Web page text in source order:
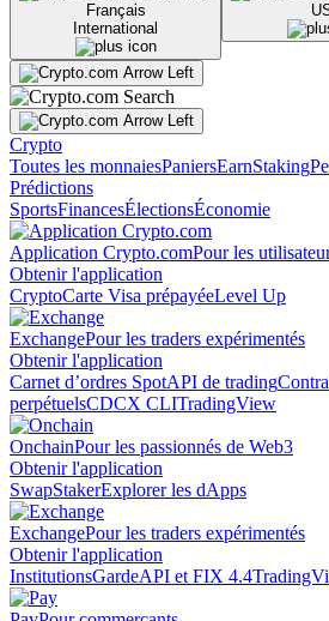
Français
International
Crypto
Toutes les monnaiesPaniersEarnStaking
Prédictions
SportsFinancesÉlectionsÉconomie
Application Crypto.comPour les
Obtenir l'application
CryptoCarte Visa prépayéeLevel Up
ExchangePour les traders expérimentés
Obtenir l'application
Carnet d’ordres SpotAPI de trading
perpétuelsCDCX CLITradingView
OnchainPour les passionnés de Web3
Obtenir l'application
SwapStakerExplorer les dApps
ExchangePour les traders expérimentés
Obtenir l'application
InstitutionsGardeAPI et FIX 4.4